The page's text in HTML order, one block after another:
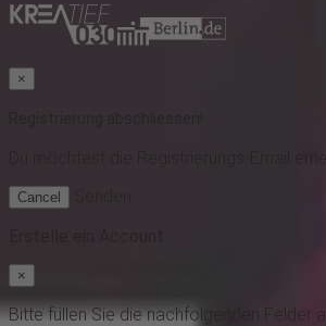
×
die Registrierungs-Email
Cancel
×
Bitte füllen Sie die nachfolgenden Felder